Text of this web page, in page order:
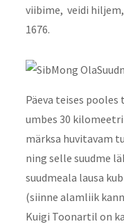
viibime, veidi
1676.
Päeva teises pooles
umbes 30
märksa huvitavam
ning selle suudme
suudmeala lausa
(siinne alamliik
Kuigi Toonartil on